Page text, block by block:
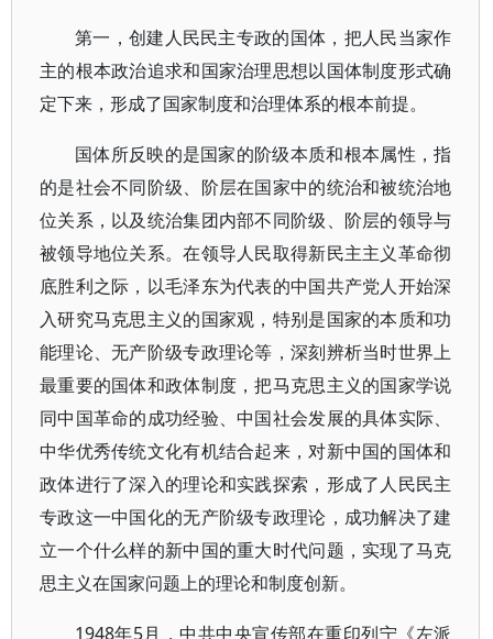
第一，创建人民民主专政的国体，把人民当家作
主的根本政治追求和国家治理思想以国体制度形式确
定下来，形成了国家制度和治理体系的根本前提。
国体所反映的是国家的阶级本质和根本属性，指
的是社会不同阶级、阶层在国家中的统治和被统治地
位关系，以及统治集团内部不同阶级、阶层的领导与
被领导地位关系。在领导人民取得新民主主义革命彻
底胜利之际，以毛泽东为代表的中国共产党人开始深
入研究马克思主义的国家观，特别是国家的本质和功
能理论、无产阶级专政理论等，深刻辨析当时世界上
最重要的国体和政体制度，把马克思主义的国家学说
同中国革命的成功经验、中国社会发展的具体实际、
中华优秀传统文化有机结合起来，对新中国的国体和
政体进行了深入的理论和实践探索，形成了人民民主
专政这一中国化的无产阶级专政理论，成功解决了建
立一个什么样的新中国的重大时代问题，实现了马克
思主义在国家问题上的理论和制度创新。
1948年5月，中共中央宣传部在重印列宁《左派